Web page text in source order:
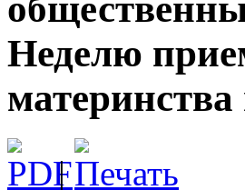
Неделю
материнства
|